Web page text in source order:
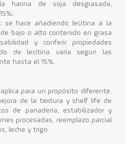
de soja desgrasada,
se hace añadiendo lecitina a la
bajo o alto contenido en grasa
y conferir propiedades
de lecitina varía según las
hasta el 15%.
para un propósito diferente.
de la textura y shelf life de
de panadería, estabilizador y
procesadas, reemplazo parcial
leche y trigo.